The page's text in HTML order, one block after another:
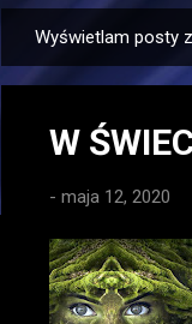
o
Wyświetlam posty
W
- maja 12, 2020